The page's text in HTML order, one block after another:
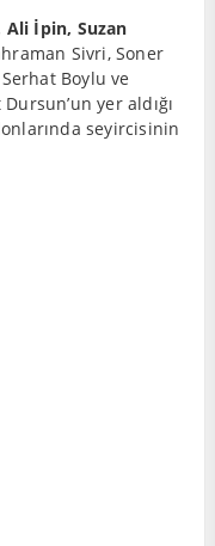
Ali İpin, Suzan
Sivri, Soner
Boylu ve
yer aldığı
seyircisinin